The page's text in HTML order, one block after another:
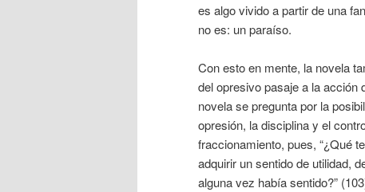
es algo vivido a partir de una
no es: un paraíso.
Con esto en mente, la novela
del opresivo pasaje a la acción
novela se pregunta por la
opresión, la disciplina y el
fraccionamiento, pues, “¿Qué
adquirir un sentido de utilidad,
alguna vez había sentido?”